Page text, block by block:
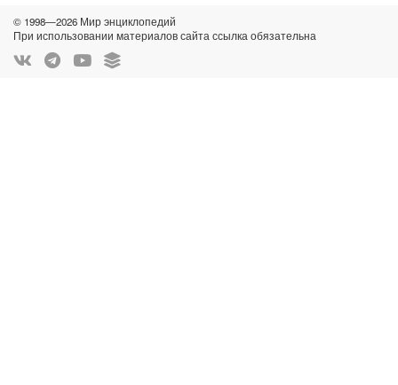
© 1998—2026 Мир энциклопедий
При использовании материалов сайта ссылка обязательна